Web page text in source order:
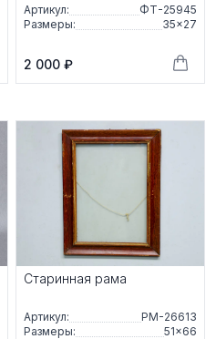
Артикул:
ФТ-25945
Размеры:
35×27
2 000 ₽
Старинная рама
Артикул:
РМ-26613
Размеры:
51×66